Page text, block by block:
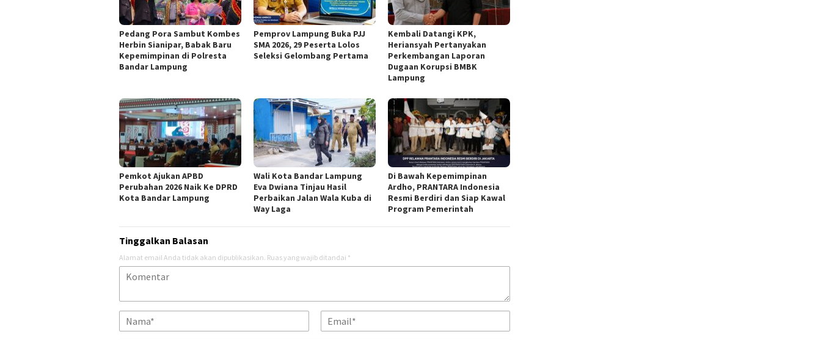
Pedang Pora Sambut Kombes
Herbin Sianipar, Babak Baru
Kepemimpinan di Polresta
Bandar Lampung
Pemprov Lampung Buka PJJ
SMA 2026, 29 Peserta Lolos
Seleksi Gelombang Pertama
Kembali Datangi KPK,
Heriansyah Pertanyakan
Perkembangan Laporan
Dugaan Korupsi BMBK
Lampung
Pemkot Ajukan APBD
Perubahan 2026 Naik Ke DPRD
Kota Bandar Lampung
Wali Kota Bandar Lampung
Eva Dwiana Tinjau Hasil
Perbaikan Jalan Wala Kuba di
Way Laga
Di Bawah Kepemimpinan
Ardho, PRANTARA Indonesia
Resmi Berdiri dan Siap Kawal
Program Pemerintah
Tinggalkan Balasan
Alamat email Anda tidak akan dipublikasikan. Ruas yang wajib ditandai *